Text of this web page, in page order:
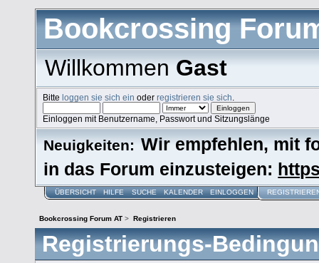
Bookcrossing
WillkommenGast
Bitteloggen sie sich ein oderregistrieren sie sich
Einloggen mit Benutzername, Passwort und Sitzungslänge
Neuigkeiten: Wir empfehlen, mit
in das Forum einzusteigen:
ÜBERSICHT HILFE SUCHE KALENDER EINLOGGEN
Bookcrossing Forum AT > Registrieren
Registrierungs-